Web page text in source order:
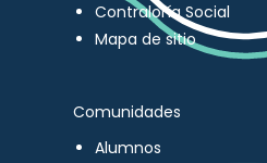
Contraloría Social
Mapa de sitio
Comunidades
Alumnos